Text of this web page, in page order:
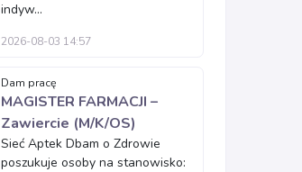
indyw...
2026-08-03 14:57
Dam pracę
MAGISTER FARMACJI –
Zawiercie (M/K/OS)
Sieć Aptek Dbam o Zdrowie
poszukuje osoby na stanowisko: